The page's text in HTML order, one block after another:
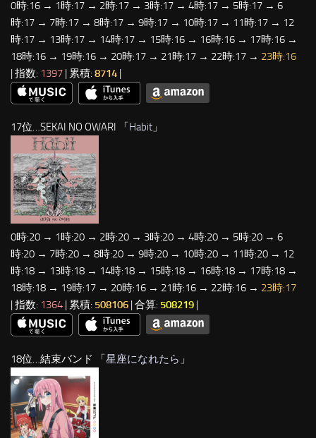
0時:16 → 1時:17 → 2時:17 → 3時:17 → 4時:17 → 5時:17 → 6
時:17 → 7時:17 → 8時:17 → 9時:17 → 10時:17 → 11時:17 → 12
時:17 → 13時:17 → 14時:17 → 15時:16 → 16時:16 → 17時:16 →
18時:16 → 19時:16 → 20時:17 → 21時:17 → 22時:17 → 23時:16
| 指数: 1397 | 累積: 8714 |
17位…SEKAI NO OWARI 「 Habit 」
0時:20 → 1時:20 → 2時:20 → 3時:20 → 4時:20 → 5時:20 → 6
時:20 → 7時:20 → 8時:20 → 9時:20 → 10時:20 → 11時:20 → 12
時:18 → 13時:18 → 14時:18 → 15時:18 → 16時:18 → 17時:18 →
18時:18 → 19時:17 → 20時:16 → 21時:16 → 22時:16 → 23時:17
| 指数: 1364 | 累積: 508106 | 合算: 508219
18位…結束バンド 「星座になれたら 」